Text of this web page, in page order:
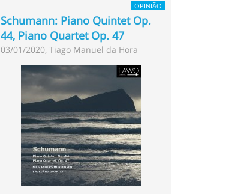
OPINIÃO
Schumann: Piano Quintet Op.
44, Piano Quartet Op. 47
03/01/2020, Tiago Manuel da Hora